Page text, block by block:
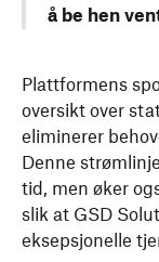
å be hen
Plattformens
oversikt over
eliminerer
Denne
tid, men øker
slik at GSD
eksepsjonelle